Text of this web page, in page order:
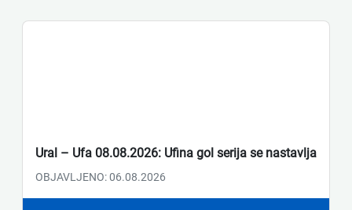
Ural – Ufa 08.08.2026: Ufina gol serija se nastavlja
OBJAVLJENO: 06.08.2026